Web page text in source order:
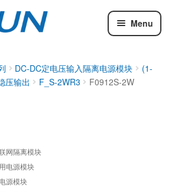
Menu
DC-DC定电压输入隔离电源模块
(1-
压输出
F_S-2WR3 F0912S-2W
网隔离模块
电源模块
源模块